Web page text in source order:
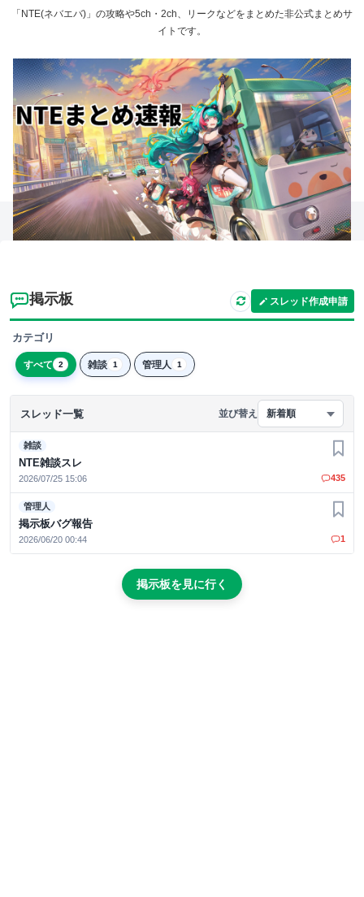
「NTE(ネバエバ)」の攻略や5ch・2ch、リークなどをまとめた非公式まとめサ
イトです。
掲示板 スレッド作成申請
カテゴリ
すべて 2 雑談 1 管理人 1
スレッド一覧 並び替え 新着順
雑談
NTE雑談スレ
2026/07/25 15:06
お気
435
管理人
掲示板バグ報告
2026/06/20 00:44
お気
1
掲示板を見に行く